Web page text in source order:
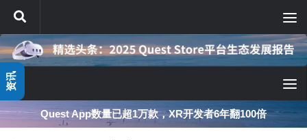
跳至内容
Quest App数量已超1万款，XR开发者6年翻100倍
资讯